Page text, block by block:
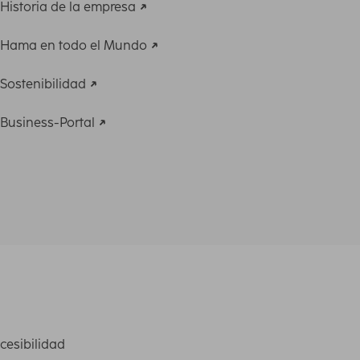
Historia de la empresa
Hama en todo el Mundo
Sostenibilidad
Business-Portal